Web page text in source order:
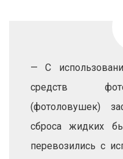
— С
средств
(фотоловушек)
сброса жидких
перевозились с